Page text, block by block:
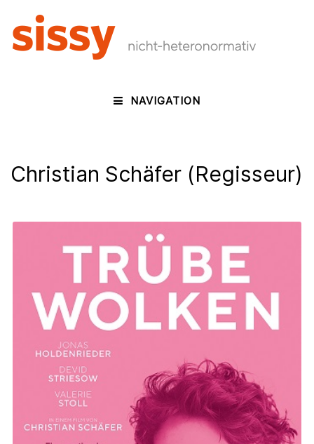
NAVIGATION
Christian Schäfer (Regisseur)